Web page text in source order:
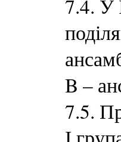
7.4. У
B –
7.5.